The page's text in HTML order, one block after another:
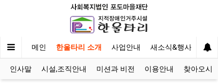
메인 한울타리 소개 사업안내 새소식&행사 후
인사말 시설,조직안내 미션과 비전 이용안내 찾아오시